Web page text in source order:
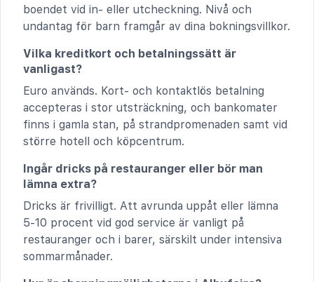
boendet vid in- eller utcheckning. Nivå och
undantag för barn framgår av dina bokningsvillkor.
Vilka kreditkort och betalningssätt är
vanligast?
Euro används. Kort- och kontaktlös betalning
accepteras i stor utsträckning, och bankomater
finns i gamla stan, på strandpromenaden samt vid
större hotell och köpcentrum.
Ingår dricks på restauranger eller bör man
lämna extra?
Dricks är frivilligt. Att avrunda uppåt eller lämna
5-10 procent vid god service är vanligt på
restauranger och i barer, särskilt under intensiva
sommarmånader.